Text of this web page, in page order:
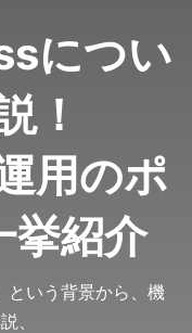
につい
！
用のポ
挙紹介
という背景から、機
、